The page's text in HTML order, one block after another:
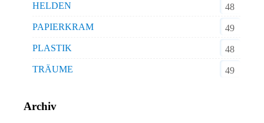
HELDEN
48
PAPIERKRAM
49
PLASTIK
48
TRÄUME
49
Archiv